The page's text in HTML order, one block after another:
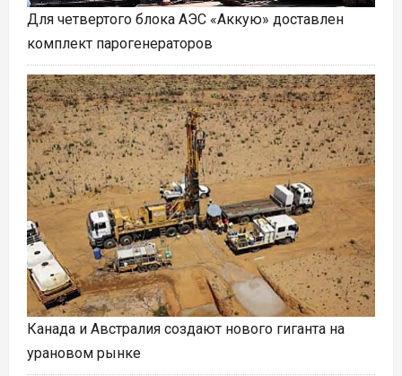
Для четвертого блока АЭС «Аккую» доставлен
комплект парогенераторов
Канада и Австралия создают нового гиганта на
урановом рынке